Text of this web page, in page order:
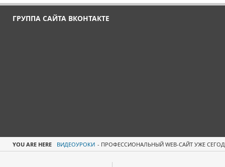
ГРУППА САЙТА ВКОНТАКТЕ
YOU ARE HERE ВИДЕОУРОКИ - ПРОФЕССИОНАЛЬНЫЙ WEB-САЙТ УЖЕ